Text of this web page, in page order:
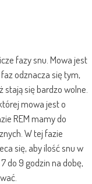
fazy snu. Mowa jest
odznacza się tym,
stają się bardzo wolne.
mowa jest o
REM mamy do
W tej fazie
się, aby ilość snu w
do 9 godzin na dobę,